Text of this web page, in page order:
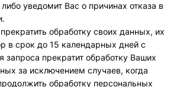
уведомит Вас о причинах отказа в
обработку своих данных, их
в срок до 15 календарных дней с
запроса прекратит обработку Ваших
за исключением случаев, когда
обработку персональных